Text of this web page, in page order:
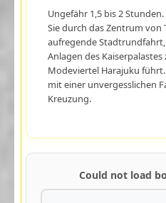
Ungefähr 1,5 bis 2
Sie durch das Zentrum von
aufregende
Anlagen des
Modeviertel Harajuku führt.
mit einer unvergesslichen
Kreuzung.
Could not load